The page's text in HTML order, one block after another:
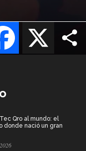
X
Facebook
Qro al mundo: el
donde nació un gran